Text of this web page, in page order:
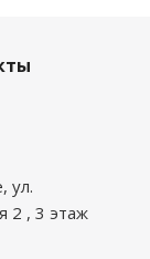
ул.
2 , 3 этаж